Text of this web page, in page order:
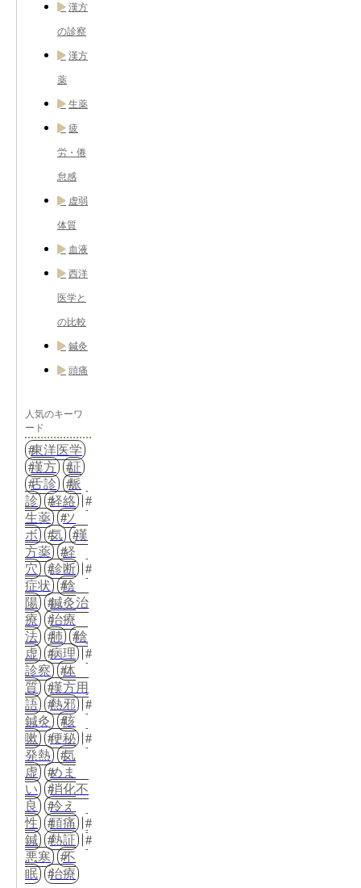
漢方
の診察
漢方
薬
生薬
疲
労・倦
怠感
虚弱
体質
血液
西洋
医学と
の比較
鍼灸
頭痛
人気のキーワ
ード
東洋医学
漢方
証
舌診
脈
診
経絡
生薬
ツ
ボ
気
漢
方薬
経
穴
診断
症状
陰
陽
鍼灸治
療
治療
法
肺
陰
虚
病理
診察
体
質
漢方用
語
熱邪
鍼灸
咳
嗽
便秘
発熱
気
虚
めま
い
消化不
良
冷え
性
頭痛
鍼
熱証
悪寒
不
眠
治療